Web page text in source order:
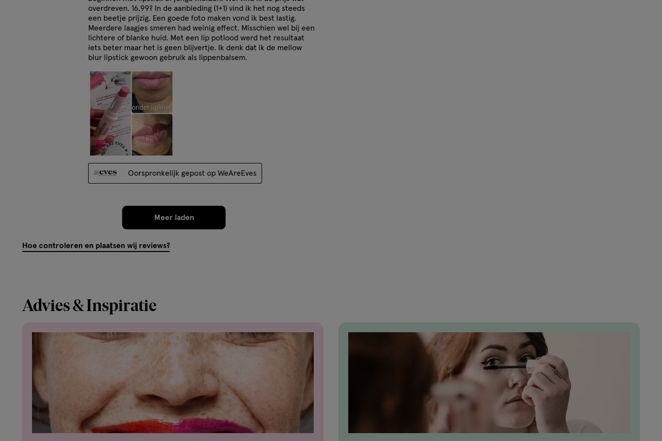
overdreven. 16,99? In de aanbieding (1+1) vind ik het nog steeds
een beetje prijzig. Een goede foto maken vond ik best lastig.
Meerdere laagjes smeren had weinig effect. Misschien wel bij een
lichtere of blanke huid. Met een lip potlood werd het resultaat
iets beter maar het is geen blijvertje. Ik denk dat ik de mellow
blur lipstick gewoon gebruik als lippenbalsem.
Oorspronkelijk gepost op WeAreEves
Meer laden
Hoe controleren en plaatsen wij reviews?
Advies & Inspiratie